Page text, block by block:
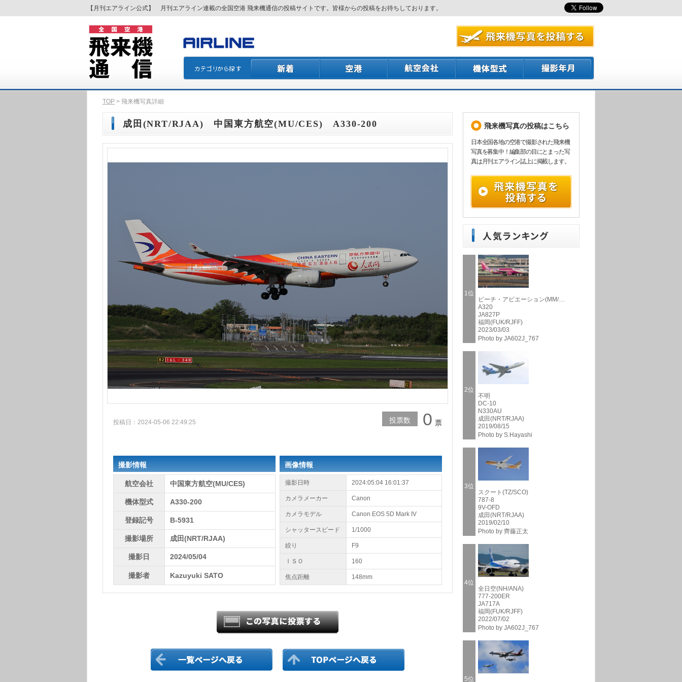
【月刊エアライン公式】 月刊エアライン連載の全国空港 飛来機通信の投稿サイトです。皆様からの投稿をお待ちしております。
TOP > 飛来機写真詳細
成田(NRT/RJAA) 中国東方航空(MU/CES) A330-200
投稿日：2024-05-06 22:49:25 投票数 0 票
撮影情報
航空会社 中国東方航空(MU/CES)
機体型式 A330-200
登録記号 B-5931
撮影場所 成田(NRT/RJAA)
撮影日 2024/05/04
撮影者 Kazuyuki SATO
画像情報
撮影日時 2024:05:04 16:01:37
カメラメーカー Canon
カメラモデル Canon EOS 5D Mark IV
シャッタースピード 1/1000
絞り F9
ＩＳＯ 160
焦点距離 148mm
飛来機写真の投稿はこちら
日本全国各地の空港で撮影された飛来機
写真を募集中！編集部の目にとまった写
真は月刊エアライン誌上に掲載します。
1位
ピーチ・アビエーション(MM/…
A320
JA827P
福岡(FUK/RJFF)
2023/03/03
Photo by JA602J_767
2位
不明
DC-10
N330AU
成田(NRT/RJAA)
2019/08/15
Photo by S.Hayashi
3位
スクート(TZ/SCO)
787-8
9V-OFD
成田(NRT/RJAA)
2019/02/10
Photo by 齊藤正太
4位
全日空(NH/ANA)
777-200ER
JA717A
福岡(FUK/RJFF)
2022/07/02
Photo by JA602J_767
5位